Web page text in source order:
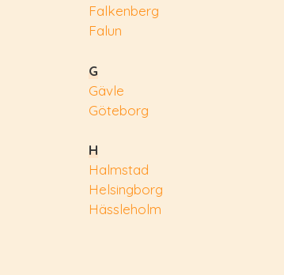
Falkenberg
Falun
G
Gävle
Göteborg
H
Halmstad
Helsingborg
Hässleholm